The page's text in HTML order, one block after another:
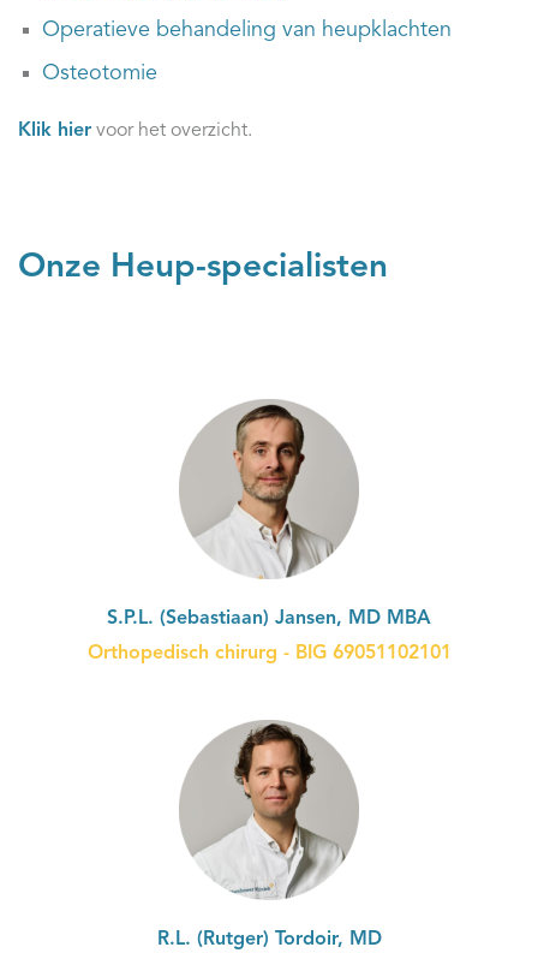
Operatieve behandeling van heupklachten
Osteotomie
Klik hier voor het overzicht.
Onze Heup-specialisten
S.P.L. (Sebastiaan) Jansen, MD MBA
Orthopedisch chirurg - BIG 69051102101
R.L. (Rutger) Tordoir, MD